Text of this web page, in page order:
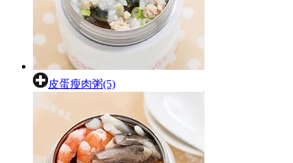
皮蛋瘦肉粥(5)